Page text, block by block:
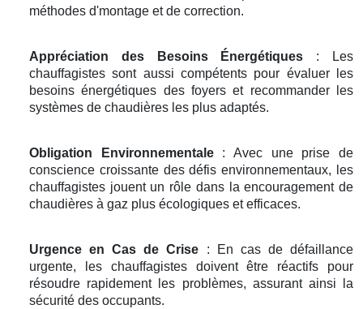
méthodes d'montage et de correction.
Appréciation des Besoins Énergétiques : Les
chauffagistes sont aussi compétents pour évaluer les
besoins énergétiques des foyers et recommander les
systèmes de chaudières les plus adaptés.
Obligation Environnementale: Avec une prise de
conscience croissante des défis environnementaux, les
chauffagistes jouent un rôle dans la encouragement de
chaudières à gaz plus écologiques et efficaces.
Urgence en Cas de Crise : En cas de défaillance
urgente, les chauffagistes doivent être réactifs pour
résoudre rapidement les problèmes, assurant ainsi la
sécurité des occupants.